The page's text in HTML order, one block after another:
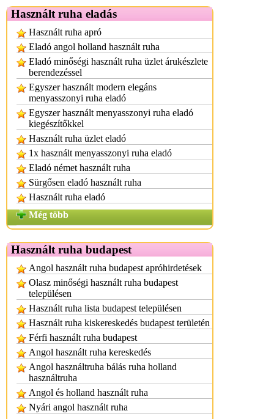
Használt ruha eladás
Használt ruha apró
Eladó angol holland használt ruha
Eladó minőségi használt ruha üzlet árukészlete
berendezéssel
Egyszer használt modern elegáns
menyasszonyi ruha eladó
Egyszer használt menyasszonyi ruha eladó
kiegészítőkkel
Használt ruha üzlet eladó
1x használt menyasszonyi ruha eladó
Eladó német használt ruha
Sürgősen eladó használt ruha
Használt ruha eladó
Még több
Használt ruha budapest
Angol használt ruha budapest apróhirdetések
Olasz minőségi használt ruha budapest
településen
Használt ruha lista budapest településen
Használt ruha kiskereskedés budapest területén
Férfi használt ruha budapest
Angol használt ruha kereskedés
Angol használtruha bálás ruha holland
használtruha
Angol és holland használt ruha
Nyári angol használt ruha